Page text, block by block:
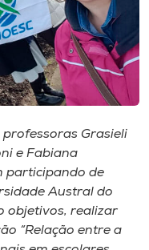
Grasieli
e Fabiana
participando de
Austral do
objetivos, realizar
“Relação entre a